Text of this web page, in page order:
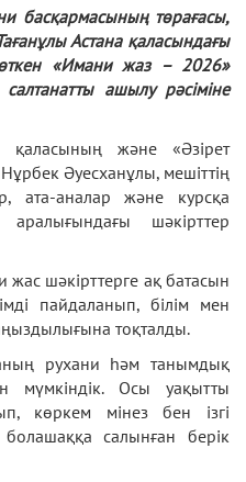
басқармасының төрағасы,
Астана қаласындағы
өткен «Имани жаз – 2026»
ашылу рәсіміне
қаласының және «Әзірет
Әуесханұлы, мешіттің
ата-аналар және курсқа
шәкірттер
шәкірттерге ақ батасын
пайдаланып, білім мен
тоқталды.
рухани һәм танымдық
мүмкіндік. Осы уақытты
көркем мінез бен ізгі
болашаққа салынған берік